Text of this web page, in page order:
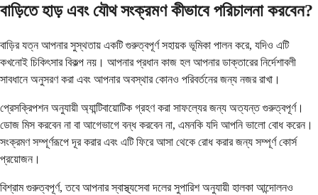
বাড়িতে হাড় এবং যৌথ সংক্রমণ কীভাবে পরিচালনা করবেন?
বাড়ির যত্ন আপনার সুস্থতায় একটি গুরুত্বপূর্ণ সহায়ক ভূমিকা পালন করে, যদিও এটি
কখনোই চিকিৎসার বিকল্প নয়। আপনার প্রধান কাজ হল আপনার ডাক্তারের নির্দেশাবলী
সাবধানে অনুসরণ করা এবং আপনার অবস্থার কোনও পরিবর্তনের জন্য নজর রাখা।
প্রেসক্রিপশন অনুযায়ী অ্যান্টিবায়োটিক গ্রহণ করা সাফল্যের জন্য অত্যন্ত গুরুত্বপূর্ণ।
ডোজ মিস করবেন না বা আগেভাগে বন্ধ করবেন না, এমনকি যদি আপনি ভালো বোধ করেন।
সংক্রমণ সম্পূর্ণরূপে দূর করার এবং এটি ফিরে আসা থেকে রোধ করার জন্য সম্পূর্ণ কোর্স
প্রয়োজন।
বিশ্রাম গুরুত্বপূর্ণ, তবে আপনার স্বাস্থ্যসেবা দলের সুপারিশ অনুযায়ী হালকা আন্দোলনও